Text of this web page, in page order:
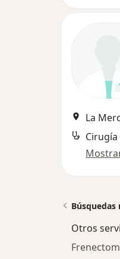
La
Búsquedas
Otros